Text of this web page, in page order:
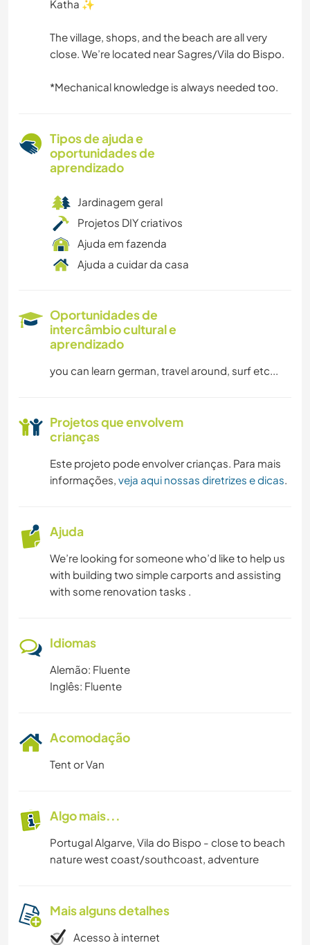
Katha ✨
The village, shops, and the beach are all very
close. We’re located near Sagres/Vila do Bispo.
*Mechanical knowledge is always needed too.
Tipos de ajuda e
oportunidades de
aprendizado
Jardinagem geral
Projetos DIY criativos
Ajuda em fazenda
Ajuda a cuidar da casa
Oportunidades de
intercâmbio cultural e
aprendizado
you can learn german, travel around, surf etc...
Projetos que envolvem
crianças
Este projeto pode envolver crianças. Para mais
informações, veja aqui nossas diretrizes e dicas.
Ajuda
We’re looking for someone who’d like to help us
with building two simple carports and assisting
with some renovation tasks .
Idiomas
Alemão: Fluente
Inglês: Fluente
Acomodação
Tent or Van
Algo mais...
Portugal Algarve, Vila do Bispo - close to beach
nature west coast/southcoast, adventure
Mais alguns detalhes
Acesso à internet